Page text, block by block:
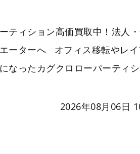
ティション高価買取中！法人
ーターへ オフィス移転やレイ
なったカグクロローパーティ
2026年08月06日